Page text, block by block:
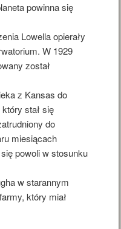
powinna się
Lowella opierały
W 1929
został
z Kansas do
stał się
do
miesiącach
powoli w stosunku
w starannym
który miał